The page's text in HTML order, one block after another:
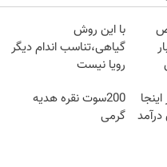
با این روش
گیاهی،تناسب اندام دیگر
رویا نیست
200سوت نقره هدیه
گرمی